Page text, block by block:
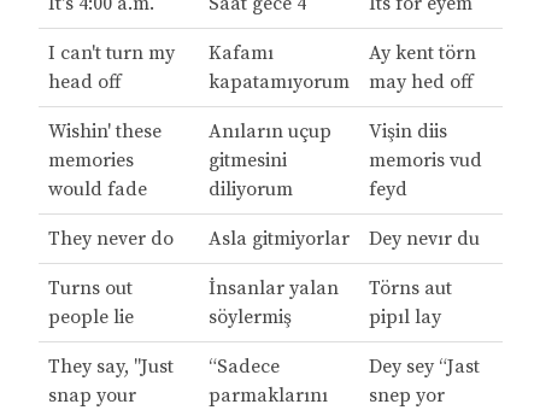
I can't turn my
head off
Kafamı
kapatamıyorum
Ay kent törn
may hed off
Wishin' these
memories
would fade
Anıların uçup
gitmesini
diliyorum
Vişin diis
memoris vud
feyd
They never do Asla gitmiyorlar Dey nevır du
Turns out
people lie
İnsanlar yalan
söylermiş
Törns aut
pipıl lay
They say, "Just
snap your
“Sadece
parmaklarını
Dey sey “Jast
snep yor